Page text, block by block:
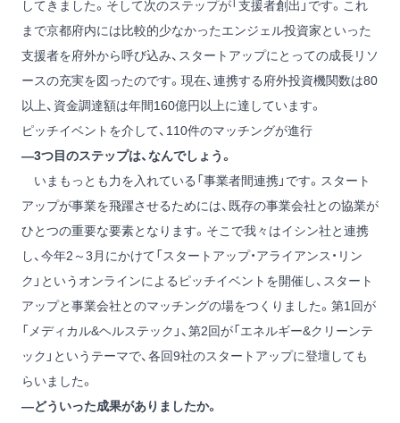
してきました。そして次のステップが「支援者創出」です。これ
まで京都府内には比較的少なかったエンジェル投資家といった
支援者を府外から呼び込み、スタートアップにとっての成長リソ
ースの充実を図ったのです。現在、連携する府外投資機関数は80
以上、資金調達額は年間160億円以上に達しています。
ピッチイベントを介して、110件のマッチングが進行
―3つ目のステップは、なんでしょう。
いまもっとも力を入れている「事業者間連携」です。スタート
アップが事業を飛躍させるためには、既存の事業会社との協業が
ひとつの重要な要素となります。そこで我々はイシン社と連携
し、今年2～3月にかけて「スタートアップ・アライアンス・リン
ク」というオンラインによるピッチイベントを開催し、スタート
アップと事業会社とのマッチングの場をつくりました。第1回が
「メディカル&ヘルステック」、第2回が「エネルギー&クリーンテ
ック」というテーマで、各回9社のスタートアップに登壇しても
らいました。
―どういった成果がありましたか。